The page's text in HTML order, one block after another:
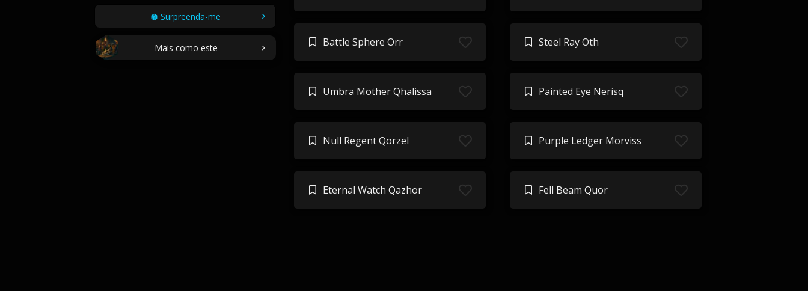
Surpreenda-me
Mais como este Battle Sphere Orr Steel Ray Oth
Umbra Mother Qhalissa Painted Eye Nerisq
Null Regent Qorzel Purple Ledger Morviss
Eternal Watch Qazhor Fell Beam Quor